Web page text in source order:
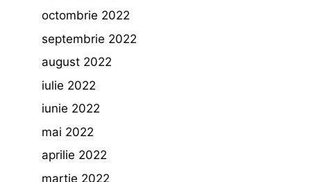
octombrie 2022
septembrie 2022
august 2022
iulie 2022
iunie 2022
mai 2022
aprilie 2022
martie 2022